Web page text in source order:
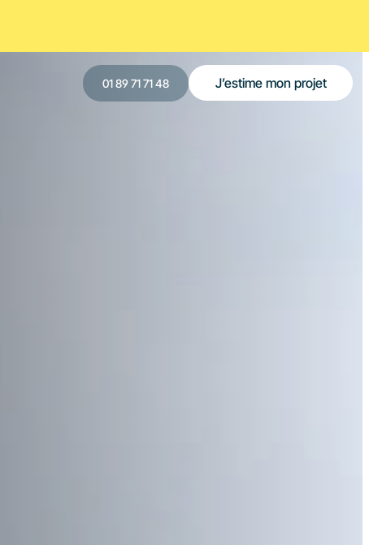
‍01 89 71 71 48 J’estime mon projet